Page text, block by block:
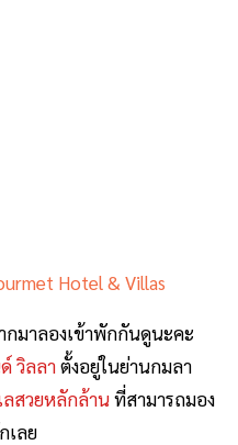
Hotel & Villas
กมาลองเข้าพักกันดูนะคะ
วิลลาตั้งอยู่ในย่านกมลา
ลสวยหลักล้านที่สามารถมอง
เลย